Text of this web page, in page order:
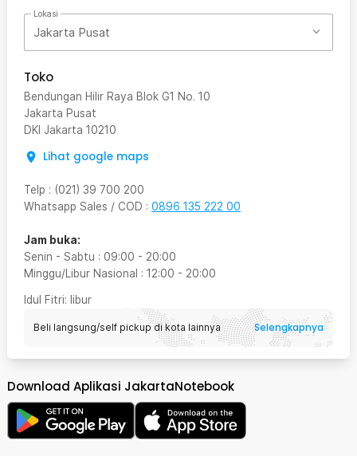
Lokasi
Jakarta Pusat
Toko
Bendungan Hilir Raya Blok G1 No. 10
Jakarta Pusat
DKI Jakarta 10210
Lihat google maps
Telp : (021) 39 700 200
Whatsapp Sales / COD : 0896 135 222 00
Jam buka:
Senin - Sabtu : 09:00 - 20:00
Minggu/Libur Nasional : 12:00 - 20:00
Idul Fitri: libur
Beli langsung/self pickup di kota lainnya Selengkapnya
Download Aplikasi JakartaNotebook